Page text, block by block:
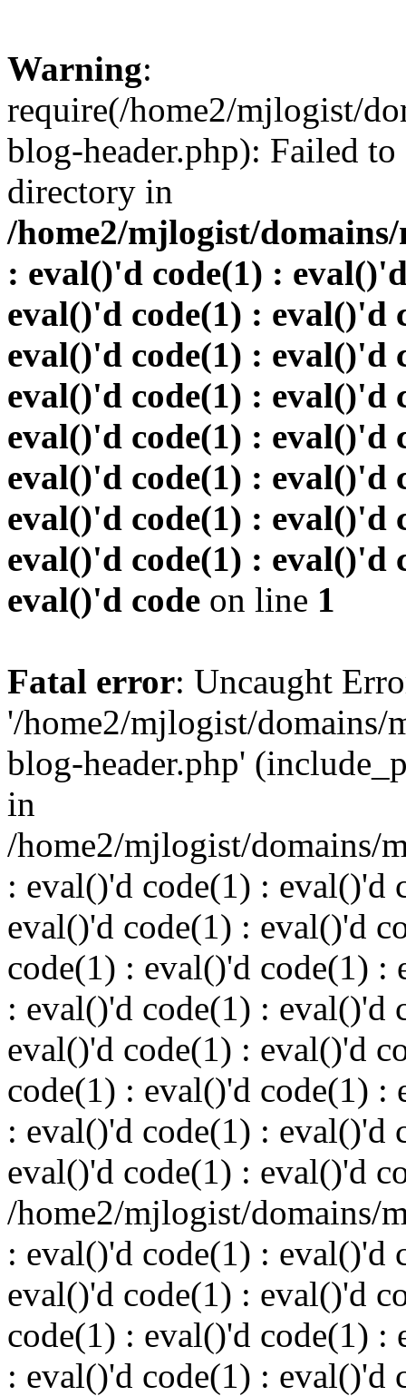
Warning:
require(/home2/mjlogist/
blog-header.php): Failed
directory in
/home2/mjlogist/
: eval()'d code(1) :
eval()'d code(1) : eval()'d
eval()'d code(1) : eval()'d
eval()'d code(1) : eval()'d
eval()'d code(1) : eval()'d
eval()'d code(1) : eval()'d
eval()'d code(1) : eval()'d
eval()'d code(1) : eval()'d
eval()'d code on line 1
Fatal error: Uncaught
'/home2/mjlogist/
blog-header.php'
in
/home2/mjlogist/domains/
: eval()'d code(1) : eval()'d
eval()'d code(1) : eval()'d
code(1) : eval()'d code(1) :
: eval()'d code(1) : eval()'d
eval()'d code(1) : eval()'d
code(1) : eval()'d code(1) :
: eval()'d code(1) : eval()'d
eval()'d code(1) : eval()'d
/home2/mjlogist/domains/
: eval()'d code(1) : eval()'d
eval()'d code(1) : eval()'d
code(1) : eval()'d code(1) :
: eval()'d code(1) : eval()'d